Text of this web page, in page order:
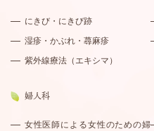
にきび・にきび跡
湿疹・かぶれ・蕁麻疹
紫外線療法（エキシマ）
婦人科
女性医師による女性のための婦